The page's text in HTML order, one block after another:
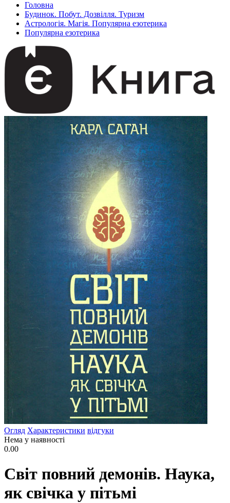
Головна
Будинок. Побут. Дозвілля. Туризм
Астрологія. Магія. Популярна езотерика
Популярна езотерика
Огляд Характеристики відгуки
Нема у наявності
0.00
Світ повний демонів. Наука,
як свічка у пітьмі